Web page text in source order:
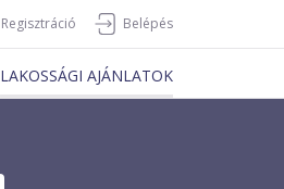
Regisztráció Belépés
LAKOSSÁGI AJÁNLATOK